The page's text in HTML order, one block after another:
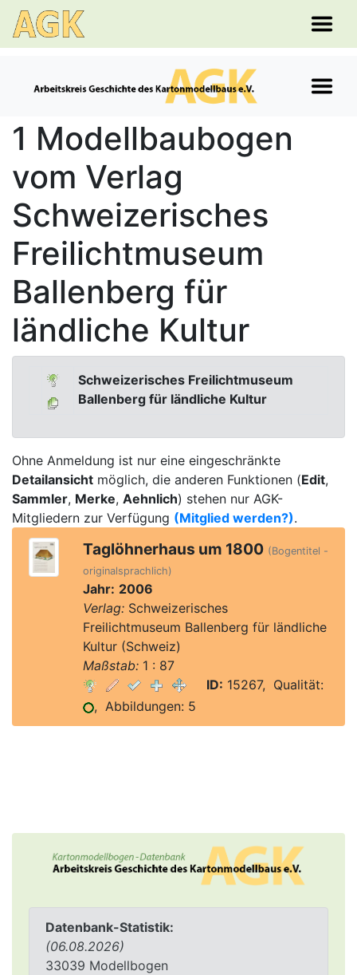
Datenbank-Statistik:
(06.08.2026)
33039 Modellbogen
1 Modellbaubogen
vom Verlag
Schweizerisches
Freilichtmuseum
Ballenberg für
ländliche Kultur
Schweizerisches Freilichtmuseum
Ballenberg für ländliche Kultur
Ohne Anmeldung ist nur eine eingeschränkte
Detailansicht möglich, die anderen Funktionen (Edit,
Sammler, Merke, Aehnlich) stehen nur AGK-
Mitgliedern zur Verfügung (Mitglied werden?).
Taglöhnerhaus um 1800 (Bogentitel -
originalsprachlich)
Jahr: 2006
Verlag:Schweizerisches
Freilichtmuseum Ballenberg für ländliche
Kultur (Schweiz)
Maßstab:1 : 87
ID: 15267, Qualität:
, Abbildungen: 5